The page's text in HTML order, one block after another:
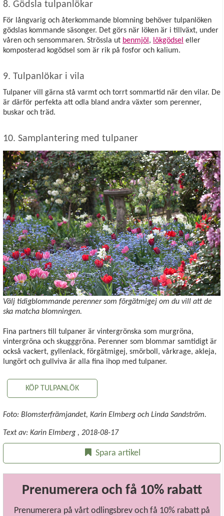
8. Gödsla tulpanlökar
För långvarig och återkommande blomning behöver tulpanlöken
gödslas kommande säsonger. Det görs när löken är i tillväxt, under
våren och sensommaren. Strössla ut benmjöl , lökgödsel eller
komposterad kogödsel som är rik på fosfor och kalium.
9. Tulpanlökar i vila
Tulpaner vill gärna stå varmt och torrt sommartid när den vilar. De
är därför perfekta att odla bland andra växter som perenner,
buskar och träd.
10. Samplantering med tulpaner
Välj tidigblommande perenner som förgätmigej om du vill att de
ska matcha blomningen.
Fina partners till tulpaner är vintergrönska som murgröna,
vintergröna och skugggröna. Perenner som blommar samtidigt är
också vackert, gyllenlack, förgätmigej, smörboll, vårkrage, akleja,
lungört och gullviva är alla fina ihop med tulpaner.
KÖP TULPANLÖK
Foto: Blomsterfrämjandet, Karin Elmberg och Linda Sandström.
Text av: Karin Elmberg , 2018-08-17
Spara artikel
Prenumerera och få 10% rabatt
Prenumerera på vårt odlingsbrev och få 10% rabatt på